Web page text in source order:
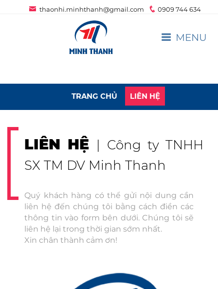
thaonhi.minhthanh@gmail.com 0909 744 634
TRANG CHỦ LIÊN HỆ
LIÊN HỆ | Công ty TNHH
SX TM DV Minh Thanh
Quý khách hàng có thể gửi nội dung cần
liên hệ đến chúng tôi bằng cách điền các
thông tin vào form bên dưới. Chúng tôi sẽ
liên hệ lại trong thời gian sớm nhất.
Xin chân thành cảm ơn!
MENU